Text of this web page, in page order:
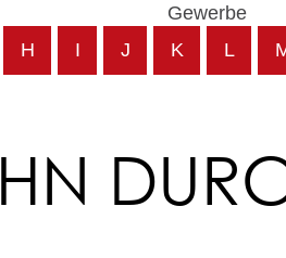
Gewerbe
H I J K L